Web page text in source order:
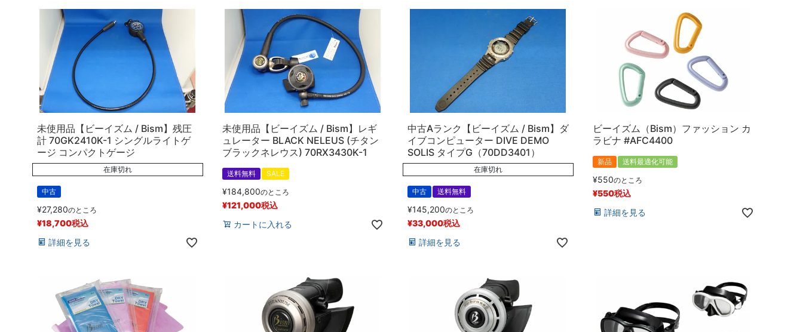
価格
商品タグ
新品
商品番号/JANコード
予約商品のみを表示
新着順
優先度順
レビュー順
キーワードヒット順
未使用品【ビーイズム / Bism】残圧
計 70GK2410K-1 シングルライトゲ
ージ コンパクトゲージ
在庫切れ
中古
¥27,280のところ
¥18,700税込
詳細を見る
未使用品【ビーイズム / Bism】レギ
ュレーター BLACK NELEUS (チタン
ブラックネレウス) 70RX3430K-1
送料無料 SALE
¥184,800のところ
¥121,000税込
カートに入れる
中古Aランク【ビーイズム / Bism】ダ
イブコンピューター DIVE DEMO
SOLIS タイプG（70DD3401）
在庫切れ
中古 送料無料
¥145,200のところ
¥33,000税込
詳細を見る
ビーイズム（Bism）ファッション カ
ラビナ #AFC4400
新品 送料最適化可能
¥550のところ
¥550税込
詳細を見る